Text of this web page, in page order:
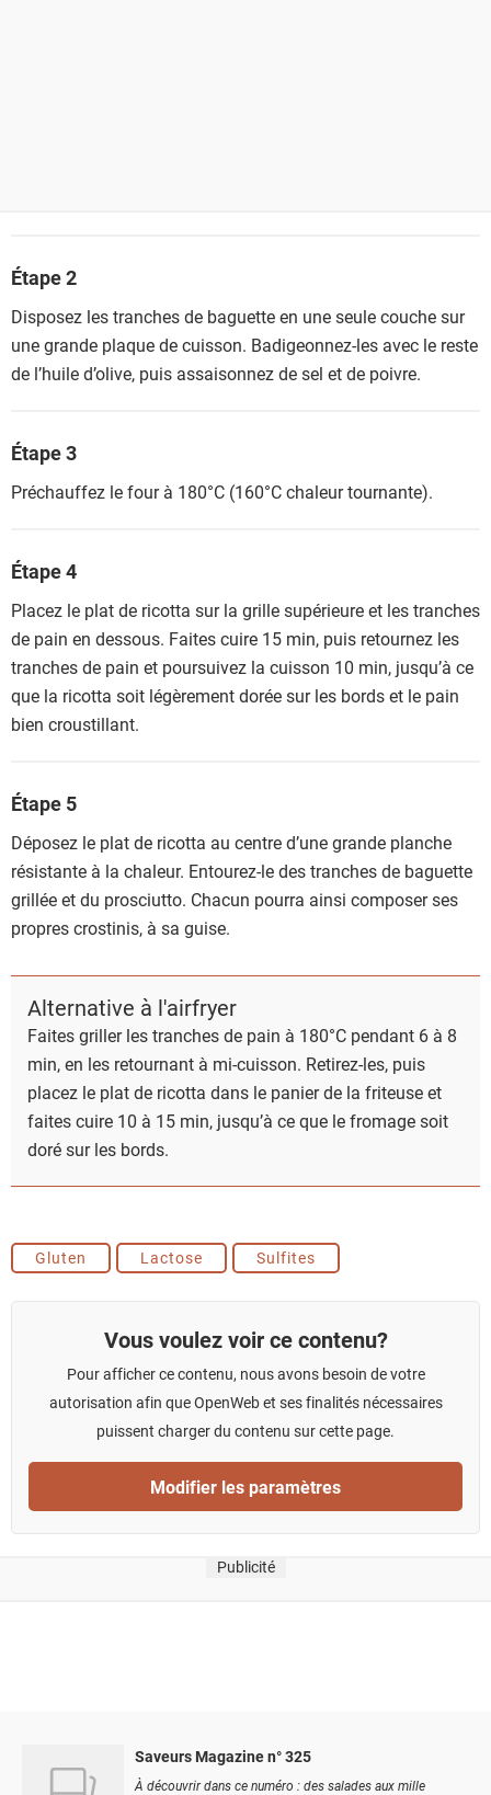
Étape 2
Disposez les tranches de baguette en une seule couche sur
une grande plaque de cuisson. Badigeonnez-les avec le reste
de l’huile d’olive, puis assaisonnez de sel et de poivre.
Étape 3
Préchauffez le four à 180°C (160°C chaleur tournante).
Étape 4
Placez le plat de ricotta sur la grille supérieure et les tranches
de pain en dessous. Faites cuire 15 min, puis retournez les
tranches de pain et poursuivez la cuisson 10 min, jusqu’à ce
que la ricotta soit légèrement dorée sur les bords et le pain
bien croustillant.
Étape 5
Déposez le plat de ricotta au centre d’une grande planche
résistante à la chaleur. Entourez-le des tranches de baguette
grillée et du prosciutto. Chacun pourra ainsi composer ses
propres crostinis, à sa guise.
Alternative à l'airfryer
Faites griller les tranches de pain à 180°C pendant 6 à 8
min, en les retournant à mi-cuisson. Retirez-les, puis
placez le plat de ricotta dans le panier de la friteuse et
faites cuire 10 à 15 min, jusqu’à ce que le fromage soit
doré sur les bords.
Gluten Lactose Sulfites
Vous voulez voir ce contenu?
Pour afficher ce contenu, nous avons besoin de votre
autorisation afin que OpenWeb et ses finalités nécessaires
puissent charger du contenu sur cette page.
Modifier les paramètres
Publicité
Saveurs Magazine n° 325
À découvrir dans ce numéro : des salades aux mille